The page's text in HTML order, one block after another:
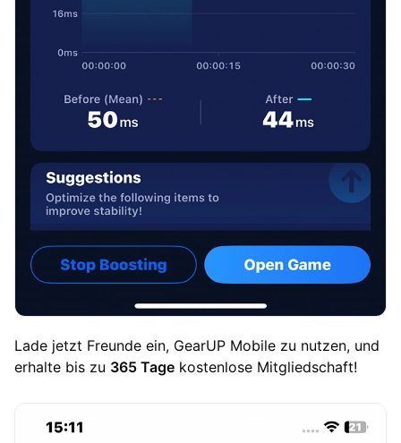
Lade jetzt Freunde ein, GearUP Mobile zu nutzen, und
erhalte bis zu 365 Tage kostenlose Mitgliedschaft!